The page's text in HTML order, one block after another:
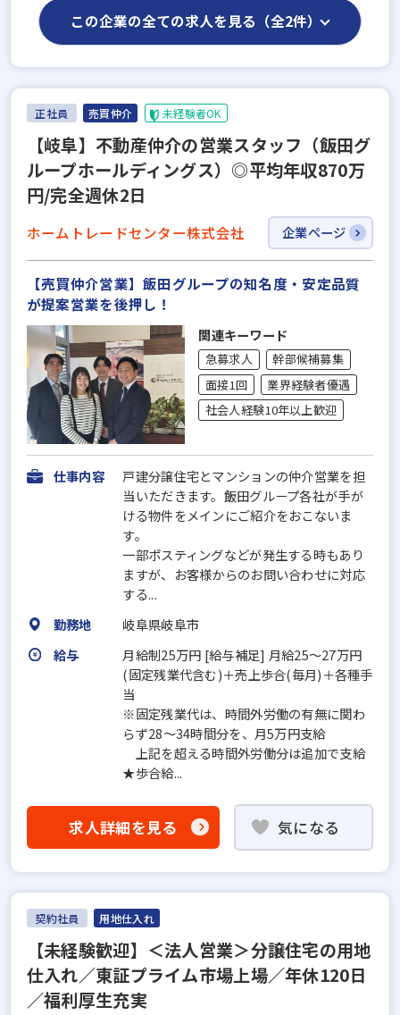
この企業の全ての求人を見る（全2件）
正社員 売買仲介 未経験者OK
【岐阜】不動産仲介の営業スタッフ（飯田グ
ループホールディングス）◎平均年収870万
円/完全週休2日
ホームトレードセンター株式会社 企業ページ
【売買仲介営業】飯田グループの知名度・安定品質
が提案営業を後押し！
関連キーワード
急募求人
幹部候補募集
面接1回
業界経験者優遇
社会人経験10年以上歓迎
仕事内容
戸建分譲住宅とマンションの仲介営業を担
当いただきます。飯田グループ各社が手が
ける物件をメインにご紹介をおこないま
す。
一部ポスティングなどが発生する時もあり
ますが、お客様からのお問い合わせに対応
する...
勤務地
岐阜県岐阜市
給与
月給制25万円 [給与補足] 月給25～27万円
(固定残業代含む)＋売上歩合(毎月)＋各種手
当
※固定残業代は、時間外労働の有無に関わ
らず28～34時間分を、月5万円支給
上記を超える時間外労働分は追加で支給
★歩合給...
求人詳細を見る 気になる
契約社員 用地仕入れ
【未経験歓迎】＜法人営業＞分譲住宅の用地
仕入れ／東証プライム市場上場／年休120日
／福利厚生充実